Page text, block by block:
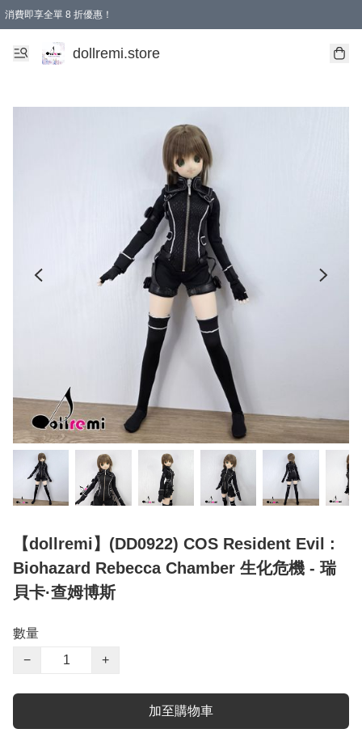
消費即享全單 8 折優惠！
購物滿 HKD 1500.00即享免運費優惠！（適用於 本地送貨、本地取貨、國際送貨 )
dollremi.store
【dollremi】(DD0922) COS Resident Evil :
Biohazard Rebecca Chamber 生化危機 - 瑞
貝卡·查姆博斯
數量
−
+
加至購物車